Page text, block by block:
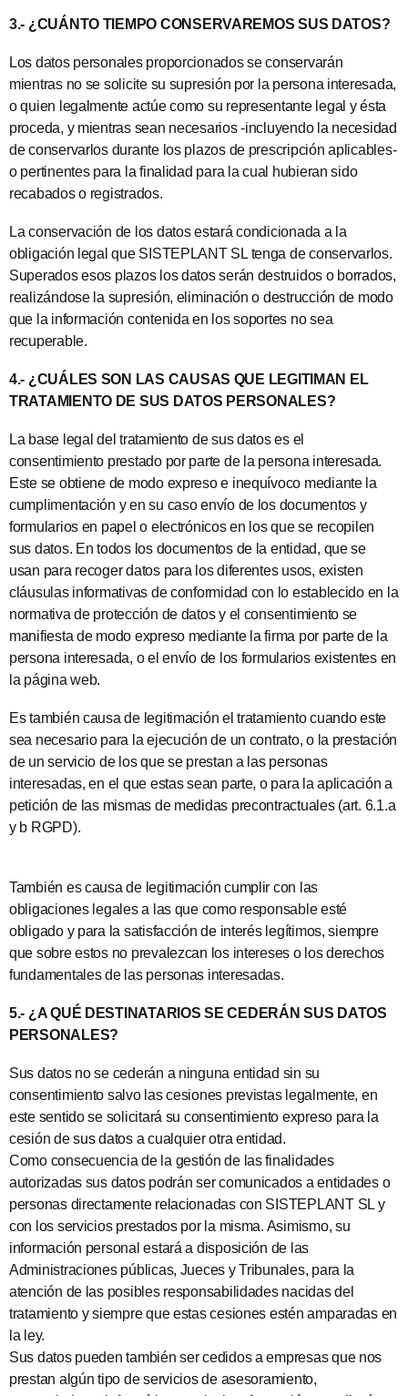
3.- ¿CUÁNTO TIEMPO CONSERVAREMOS SUS DATOS?
Los datos personales proporcionados se conservarán
mientras no se solicite su supresión por la persona interesada,
o quien legalmente actúe como su representante legal y ésta
proceda, y mientras sean necesarios -incluyendo la necesidad
de conservarlos durante los plazos de prescripción aplicables-
o pertinentes para la finalidad para la cual hubieran sido
recabados o registrados.
La conservación de los datos estará condicionada a la
obligación legal que SISTEPLANT SL tenga de conservarlos.
Superados esos plazos los datos serán destruidos o borrados,
realizándose la supresión, eliminación o destrucción de modo
que la información contenida en los soportes no sea
recuperable.
4.- ¿CUÁLES SON LAS CAUSAS QUE LEGITIMAN EL
TRATAMIENTO DE SUS DATOS PERSONALES?
La base legal del tratamiento de sus datos es el
consentimiento prestado por parte de la persona interesada.
Este se obtiene de modo expreso e inequívoco mediante la
cumplimentación y en su caso envío de los documentos y
formularios en papel o electrónicos en los que se recopilen
sus datos. En todos los documentos de la entidad, que se
usan para recoger datos para los diferentes usos, existen
cláusulas informativas de conformidad con lo establecido en la
normativa de protección de datos y el consentimiento se
manifiesta de modo expreso mediante la firma por parte de la
persona interesada, o el envío de los formularios existentes en
la página web.
Es también causa de legitimación el tratamiento cuando este
sea necesario para la ejecución de un contrato, o la prestación
de un servicio de los que se prestan a las personas
interesadas, en el que estas sean parte, o para la aplicación a
petición de las mismas de medidas precontractuales (art. 6.1.a
y b RGPD).
También es causa de legitimación cumplir con las
obligaciones legales a las que como responsable esté
obligado y para la satisfacción de interés legítimos, siempre
que sobre estos no prevalezcan los intereses o los derechos
fundamentales de las personas interesadas.
5.- ¿A QUÉ DESTINATARIOS SE CEDERÁN SUS DATOS
PERSONALES?
Sus datos no se cederán a ninguna entidad sin su
consentimiento salvo las cesiones previstas legalmente, en
este sentido se solicitará su consentimiento expreso para la
cesión de sus datos a cualquier otra entidad.
Como consecuencia de la gestión de las finalidades
autorizadas sus datos podrán ser comunicados a entidades o
personas directamente relacionadas con SISTEPLANT SL y
con los servicios prestados por la misma. Asimismo, su
información personal estará a disposición de las
Administraciones públicas, Jueces y Tribunales, para la
atención de las posibles responsabilidades nacidas del
tratamiento y siempre que estas cesiones estén amparadas en
la ley.
Sus datos pueden también ser cedidos a empresas que nos
prestan algún tipo de servicios de asesoramiento,